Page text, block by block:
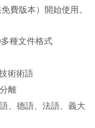
費版本）開始使用。
種文件格式
術術語
離
、德語、法語、義大